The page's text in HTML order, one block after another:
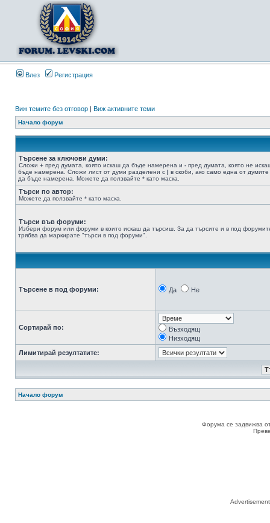
Влез Регистрация
Виж темите без отговор | Виж активните теми
Начало форум
Търсене за ключови думи:
Сложи + пред думата, която искаш да бъде намерена и - пред думата, която не
бъде намерена. Сложи лист от думи разделени с | в скоби, ако само една от думите
да бъде намерена. Можете да ползвайте * като маска.
Търси по автор:
Можете да ползвайте * като маска.
Търси във форуми:
Избери форум или форуми в които искаш да търсиш. За да търсите и в под
трябва да маркирате "търси в под форуми".
Търсене в под форуми: Да Не
Сортирай по:
Възходящ
Низходящ
Лимитирай резултатите:
Начало форум
Форума се задвижва